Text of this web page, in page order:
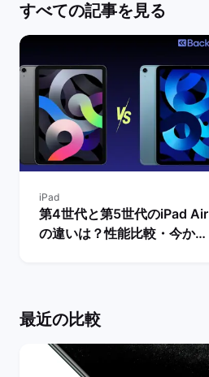
すべての記事を見る
iPad
第4世代と第5世代のiPad Air
の違いは？性能比較・今から
最近の比較